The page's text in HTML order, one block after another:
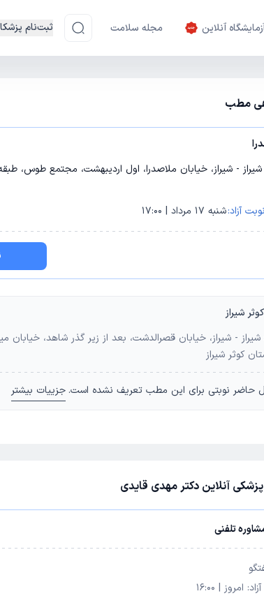
آنلاین مجله سلامت ثبت‌نام
مطب
شیراز - شیراز، خیابان ملاصدرا، اول اردیبهشت، مجتمع طوس،
آزاد:شنبه 17 مرداد | 17:00
شیراز
- شیراز، خیابان قصرالدشت، بعد از زیر گذر شاهد، خیابان
کوثر شیراز
حاضر نوبتی برای این مطب تعریف نشده است. جزییات بیشتر
آنلاین دکتر مهدی قایدی
تلفنی
امروز |
16:00